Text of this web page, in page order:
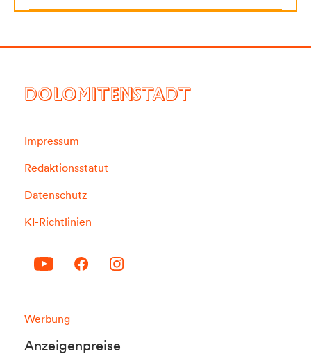
DOLOMITENSTADT
Impressum
Redaktionsstatut
Datenschutz
KI-Richtlinien
Werbung
Anzeigenpreise